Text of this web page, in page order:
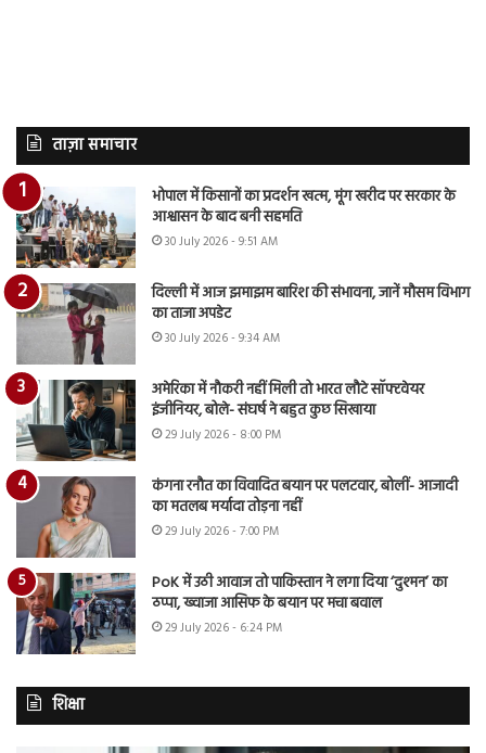
ताज़ा समाचार
भोपाल में किसानों का प्रदर्शन खत्म, मूंग खरीद पर सरकार के
आश्वासन के बाद बनी सहमति
30 July 2026 - 9:51 AM
दिल्ली में आज झमाझम बारिश की संभावना, जानें मौसम विभाग
का ताजा अपडेट
30 July 2026 - 9:34 AM
अमेरिका में नौकरी नहीं मिली तो भारत लौटे सॉफ्टवेयर
इंजीनियर, बोले- संघर्ष ने बहुत कुछ सिखाया
29 July 2026 - 8:00 PM
कंगना रनौत का विवादित बयान पर पलटवार, बोलीं- आजादी
का मतलब मर्यादा तोड़ना नहीं
29 July 2026 - 7:00 PM
PoK में उठी आवाज तो पाकिस्तान ने लगा दिया ‘दुश्मन’ का
ठप्पा, ख्वाजा आसिफ के बयान पर मचा बवाल
29 July 2026 - 6:24 PM
शिक्षा